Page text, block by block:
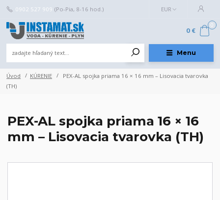
Menu
EUR
0902 527 909 (Po-Pia, 8-16 hod.)
0
0 €
Úvod KÚRENIE
PEX-AL spojka priama 16 × 16 mm – Lisovacia tvarovka
(TH)
PEX-AL spojka priama 16 × 16
mm – Lisovacia tvarovka (TH)